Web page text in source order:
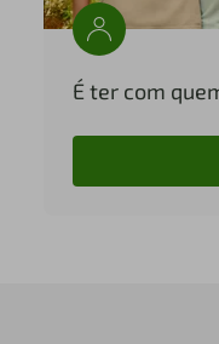
É ter com